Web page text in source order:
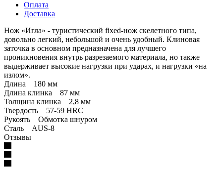
Оплата
Доставка
Нож «Игла» - туристический fixed-нож скелетного типа,
довольно легкий, небольшой и очень удобный. Клиновая
заточка в основном предназначена для лучшего
проникновения внутрь разрезаемого материала, но также
выдерживает высокие нагрузки при ударах, и нагрузки «на
излом».
Длина 180 мм
Длина клинка 87 мм
Толщина клинка 2,8 мм
Твердость 57-59 HRC
Рукоять Обмотка шнуром
Сталь AUS-8
Отзывы